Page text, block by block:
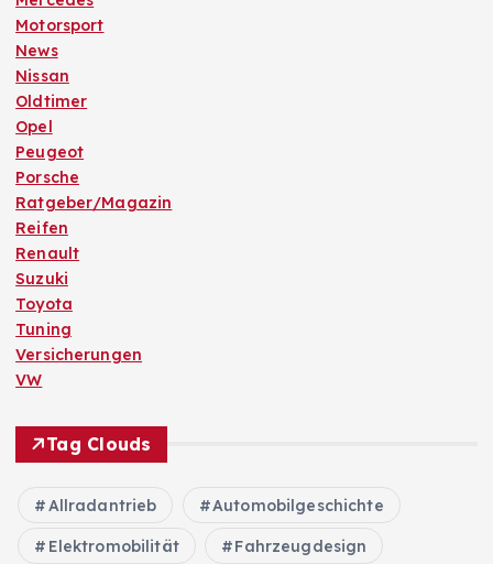
Motorsport
News
Nissan
Oldtimer
Opel
Peugeot
Porsche
Ratgeber/Magazin
Reifen
Renault
Suzuki
Toyota
Tuning
Versicherungen
VW
Tag Clouds
Allradantrieb Automobilgeschichte
Elektromobilität Fahrzeugdesign